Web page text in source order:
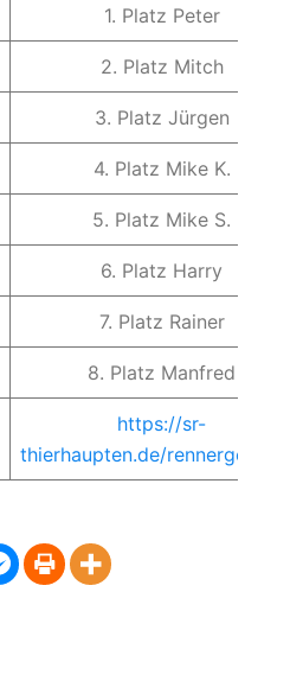
1. Platz Peter
2. Platz Mitch
3. Platz Jürgen
4. Platz Mike K.
5. Platz Mike S.
6. Platz Harry
7. Platz Rainer
8. Platz Manfred
https://sr-
thierhaupten.de/rennergebnisse